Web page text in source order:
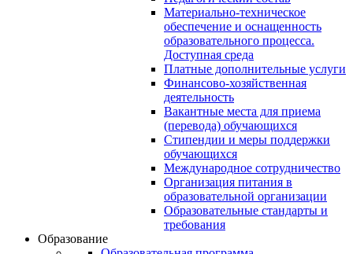
Материально-техническое
обеспечение и оснащенность
образовательного процесса.
Доступная среда
Платные дополнительные услуги
Финансово-хозяйственная
деятельность
Вакантные места для приема
(перевода) обучающихся
Стипендии и меры поддержки
обучающихся
Международное сотрудничество
Организация питания в
образовательной организации
Образовательные стандарты и
требования
Образование